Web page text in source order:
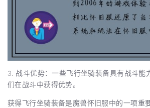
3. 战斗优势：一些飞行坐骑装备具有战斗能
们在战斗中获得优势。
获得飞行坐骑装备是魔兽怀旧服中的一项重